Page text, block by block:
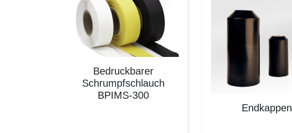
Bedruckbarer
Schrumpfschlauch
BPIMS-300
Endkappen